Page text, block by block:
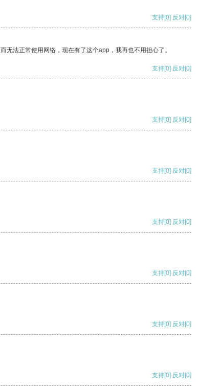
支持[0] 反对[0]
法正常使用网络，现在有了这个app，我再也不用担心了。
支持[0] 反对[0]
支持[0] 反对[0]
支持[0] 反对[0]
支持[0] 反对[0]
支持[0] 反对[0]
支持[0] 反对[0]
支持[0] 反对[0]